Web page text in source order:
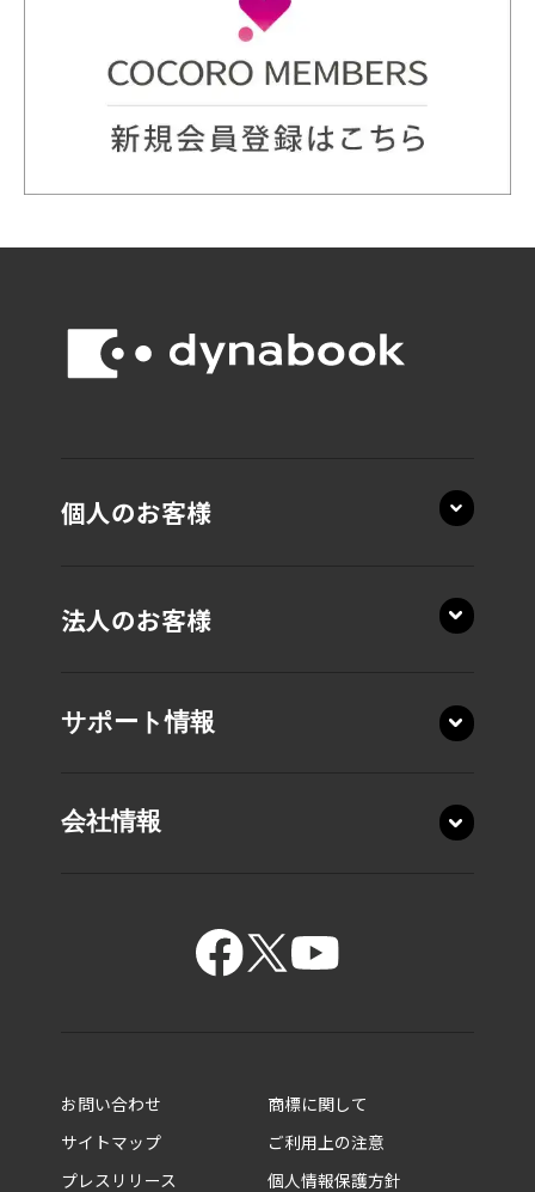
個人のお客様
14.0型 XP9・XP6
14.0型 XD5
法人のお客様
ビジネスノートPC
サポート情報
会社情報
お問い合わせ
サイトマップ
プレスリリース
商標に関して
ご利用上の注意
個人情報保護方針